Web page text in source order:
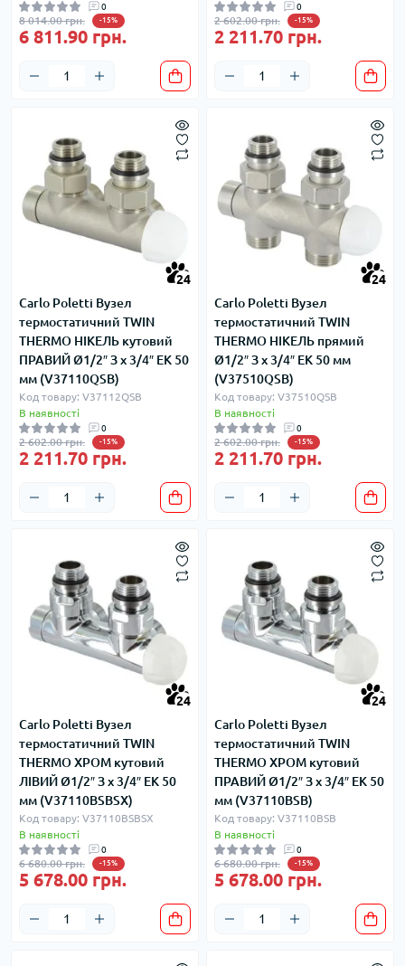
0
8 014.00 грн. -15%
6 811.90 грн.
0
2 602.00 грн. -15%
2 211.70 грн.
24
Carlo Poletti Вузел
термостатичний TWIN
THERMO НІКЕЛЬ кутовий
ПРАВИЙ Ø1/2″ З x 3/4″ EK 50
мм (V37110QSB)
Код товару: V37112QSB
В наявності
0
2 602.00 грн. -15%
2 211.70 грн.
24
Carlo Poletti Вузел
термостатичний TWIN
THERMO НІКЕЛЬ прямий
Ø1/2″ З x 3/4″ EK 50 мм
(V37510QSB)
Код товару: V37510QSB
В наявності
0
2 602.00 грн. -15%
2 211.70 грн.
24
Carlo Poletti Вузел
термостатичний TWIN
THERMO ХРОМ кутовий
ЛІВИЙ Ø1/2″ З x 3/4″ EK 50
мм (V37110BSBSX)
Код товару: V37110BSBSX
В наявності
0
6 680.00 грн. -15%
5 678.00 грн.
24
Carlo Poletti Вузел
термостатичний TWIN
THERMO ХРОМ кутовий
ПРАВИЙ Ø1/2″ З x 3/4″ EK 50
мм (V37110BSB)
Код товару: V37110BSB
В наявності
0
6 680.00 грн. -15%
5 678.00 грн.